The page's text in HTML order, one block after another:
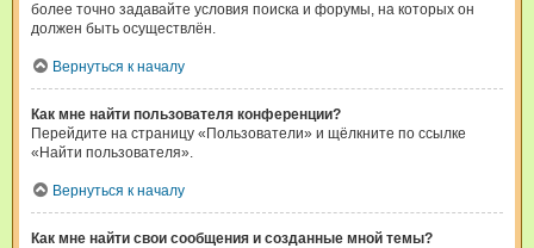
более точно задавайте условия поиска и форумы, на которых он
должен быть осуществлён.
Вернуться к началу
Как мне найти пользователя конференции?
Перейдите на страницу «Пользователи» и щёлкните по ссылке
«Найти пользователя».
Вернуться к началу
Как мне найти свои сообщения и созданные мной темы?